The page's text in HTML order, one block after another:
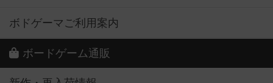
ボドゲーマご利用案内
ボードゲーム通販